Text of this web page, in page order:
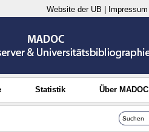
Website der UB Impressum
Statistik Über MADOC